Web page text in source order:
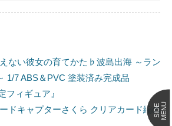
ない彼女の育てかた♭波島出海 ​～ラン
​1/7 ​ABS＆PVC ​塗装済み完成品
フィギュア』
ドキャプターさくら ​クリアカード編の
SIDEMENU